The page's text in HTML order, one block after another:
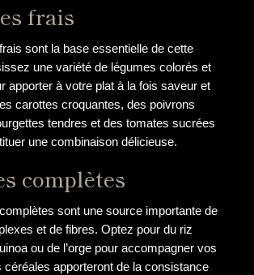
frais
sont la base essentielle de cette
une variété de légumes colorés et
apporter à votre plat à la fois saveur et
carottes croquantes, des poivrons
tendres et des tomates sucrées
une combinaison délicieuse.
complètes
sont une source importante de
et de fibres. Optez pour du riz
ou de l’orge pour accompagner vos
céréales apporteront de la consistance